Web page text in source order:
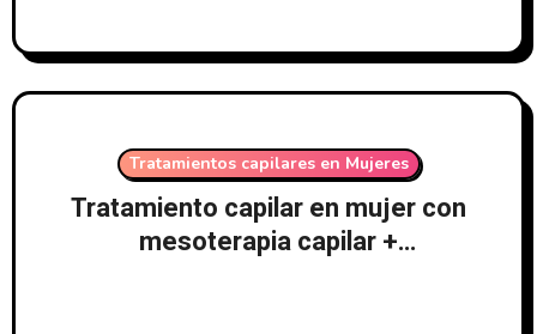
Tratamientos capilares en Mujeres
Tratamiento capilar en mujer con
mesoterapia capilar +